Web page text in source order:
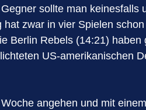
sollte man keinesfalls
zwar in vier Spielen schon
Berlin Rebels (14:21) haben
US-amerikanischen
angehen und mit